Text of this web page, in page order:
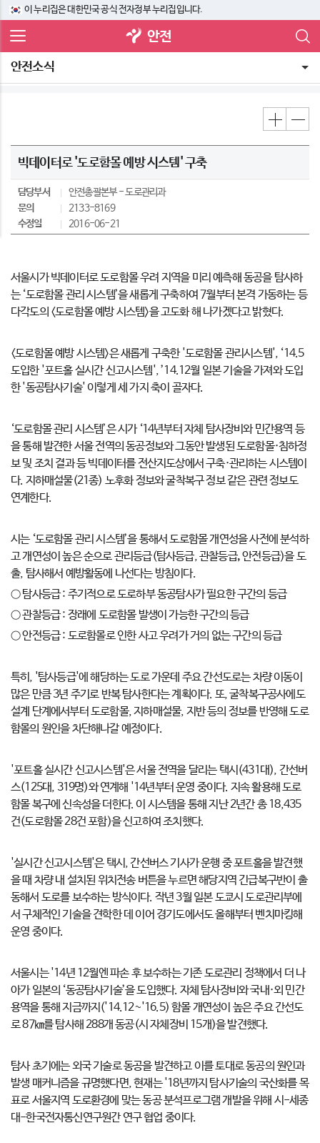
이 누리집은 대한민국 공식 전자정부 누리집입니다.
안전
안전소식
빅데이터로 '도로함몰 예방 시스템' 구축
담당부서 안전총괄본부
도로관리과
문의
2133-8169
수정일
2016-06-21
서울시가 빅데이터로 도로함몰 우려 지역을 미리 예측해 동공을 탐사하
는 ‘도로함몰 관리 시스템’을 새롭게 구축하여 7월부터 본격 가동하는 등
다각도의 <도로함몰 예방 시스템>을 고도화 해 나가겠다고 밝혔다.
<도로함몰 예방 시스템>은 새롭게 구축한 '도로함몰 관리시스템', ‘14.5
도입한 '포트홀 실시간 신고시스템', ’14.12월 일본 기술을 가져와 도입
한 '동공탐사기술' 이렇게 세 가지 축이 골자다.
‘도로함몰 관리 시스템’은 시가 ‘14년부터 자체 탐사장비와 민간용역 등
을 통해 발견한 서울 전역의 동공정보와 그동안 발생된 도로함몰·침하정
보 및 조치 결과 등 빅데이터를 전산지도상에서 구축·관리하는 시스템이
다. 지하매설물(21종) 노후화 정보와 굴착복구 정보 같은 관련 정보도
연계한다.
시는 ‘도로함몰 관리 시스템’을 통해서 도로함몰 개연성을 사전에 분석하
고 개연성이 높은 순으로 관리등급(탐사등급, 관찰등급,안전등급)을 도
출, 탐사해서 예방활동에 나선다는 방침이다.
○ 탐사등급 : 주기적으로 도로하부 동공탐사가 필요한 구간의 등급
○ 관찰등급 : 장래에 도로함몰 발생이 가능한 구간의 등급
○ 안전등급 : 도로함몰로 인한 사고 우려가 거의 없는 구간의 등급
특히, '탐사등급'에 해당하는 도로 가운데 주요 간선도로는 차량 이동이
많은 만큼 3년 주기로 반복 탐사한다는 계획이다. 또, 굴착복구공사에도
설계 단계에서부터 도로함몰, 지하매설물, 지반 등의 정보를 반영해 도로
함몰의 원인을 차단해나갈 예정이다.
'포트홀 실시간 신고시스템'은 서울 전역을 달리는 택시(431대), 간선버
스(125대, 319명)와 연계해 '14년부터 운영 중이다. 지속 활용해 도로
함몰 복구에 신속성을 더한다. 이 시스템을 통해 지난 2년간 총 18,435
건(도로함몰 28건 포함)을 신고하여 조치했다.
'실시간 신고시스템'은 택시, 간선버스 기사가 운행 중 포트홀을 발견했
을 때 차량 내 설치된 위치전송 버튼을 누르면 해당지역 긴급복구반이 출
동해서 도로를 보수하는 방식이다. 작년 3월 일본 도쿄시 도로관리부에
서 구체적인 기술을 견학한 데 이어 경기도에서도 올해부터 벤치마킹해
운영 중이다.
서울시는 '14년 12월엔 파손 후 보수하는 기존 도로관리 정책에서 더 나
아가 일본의 ‘동공탐사기술’을 도입했다. 자체 탐사장비와 국내·외 민간
용역을 통해 지금까지('14.12~'16.5) 함몰 개연성이 높은 주요 간선도
로 87㎞를 탐사해 288개 동공(시 자체장비 15개)을 발견했다.
탐사 초기에는 외국 기술로 동공을 발견하고 이를 토대로 동공의 원인과
발생 매커니즘을 규명했다면, 현재는 '18년까지 탐사기술의 국산화를 목
표로 서울지역 도로환경에 맞는 동공 분석프로그램 개발을 위해 시-세종
대-한국전자통신연구원간 연구 협업 중이다.